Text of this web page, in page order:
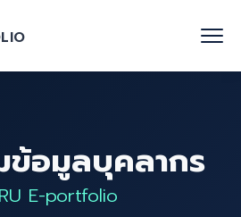
ค้นหาบุคลากร
งานวิจัย
ข้อมูลบุคลากร
E-portfolio